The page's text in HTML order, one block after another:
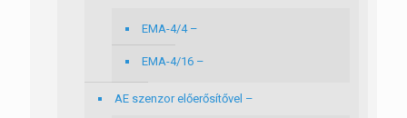
EMA-4/4 –
EMA-4/16 –
AE szenzor előerősítővel –